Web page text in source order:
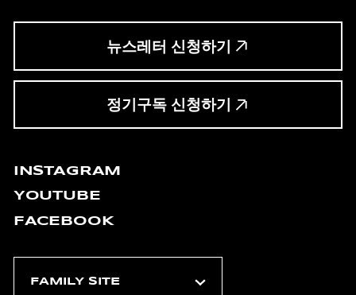
뉴스레터 신청하기
정기구독 신청하기
INSTAGRAM
YOUTUBE
FACEBOOK